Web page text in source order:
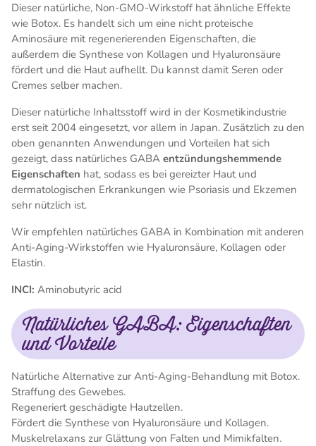
Dieser natürliche, Non-GMO-Wirkstoff hat ähnliche Effekte
wie Botox. Es handelt sich um eine nicht proteische
Aminosäure mit regenerierenden Eigenschaften, die
außerdem die Synthese von Kollagen und Hyaluronsäure
fördert und die Haut aufhellt. Du kannst damit Seren oder
Cremes selber machen.
Dieser natürliche Inhaltsstoff wird in der Kosmetikindustrie
erst seit 2004 eingesetzt, vor allem in Japan. Zusätzlich zu den
oben genannten Anwendungen und Vorteilen hat sich
gezeigt, dass natürliches GABA entzündungshemmende
Eigenschaften hat, sodass es bei gereizter Haut und
dermatologischen Erkrankungen wie Psoriasis und Ekzemen
sehr nützlich ist.
Wir empfehlen natürliches GABA in Kombination mit anderen
Anti-Aging-Wirkstoffen wie Hyaluronsäure, Kollagen oder
Elastin.
INCI: Aminobutyric acid
Natürliches GABA: Eigenschaften
und Vorteile
Natürliche Alternative zur Anti-Aging-Behandlung mit Botox.
Straffung des Gewebes.
Regeneriert geschädigte Hautzellen.
Fördert die Synthese von Hyaluronsäure und Kollagen.
Muskelrelaxans zur Glättung von Falten und Mimikfalten.